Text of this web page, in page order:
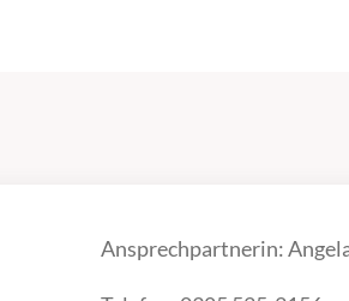
Ansprechpartnerin: